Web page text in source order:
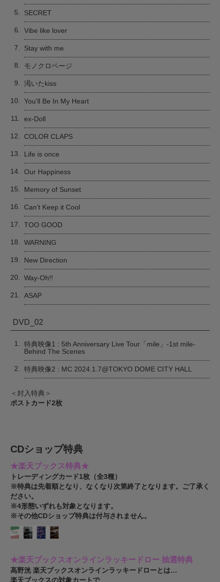
5. SECRET
6. Vibe like lover
7. Stay with me
8. モノクロページ
9. 渇いたkiss
10. You'll Be In My Heart
11. ex-Doll
12. COLOR CLAPS
13. Life is once
14. Our Happiness
15. Memory of Sunset
16. Can’t Keep it Cool
17. TOO GOOD
18. WARNING
19. New Direction
20. Way-Oh!!
21. ASAP
DVD_02
1.
特典映像1 : 5th Anniversary Live Tour「mile」-1st mile-
Behind The Scenes
2. 特典映像2 : MC 2024.1.7@TOKYO DOME CITY HALL
＜封入特典＞
ポストカード2枚
CDショップ特典
★楽天ブックス特典★
トレーディングカード1枚（全3種）
※特典は先着順となり、なくなり次第終了となります。ご了承く
ださい。
※4形態いずれも対象となります。
※その他CDショップ特典は付与されません。
★楽天ブックスオンラインラッキードロー 抽選特典
高野洸 楽天ブックスオンラインラッキードローとは…
楽天ブックスの対象カートで